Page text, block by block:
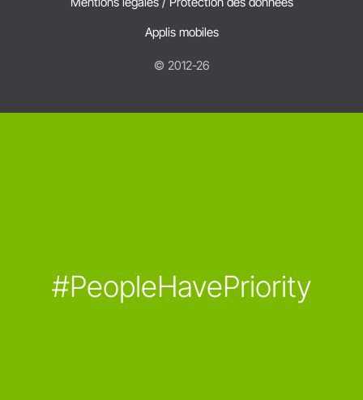
Applis mobiles
© 2012-26
#PeopleHavePriority